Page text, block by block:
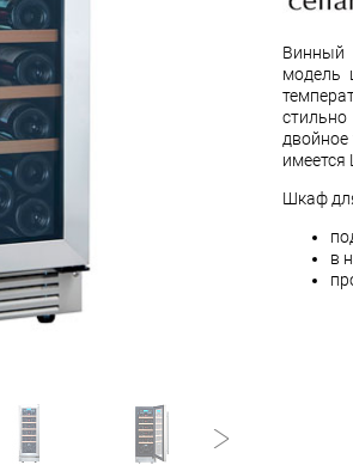
Винный
модель
стильно
двойное
имеется
Шкаф
в